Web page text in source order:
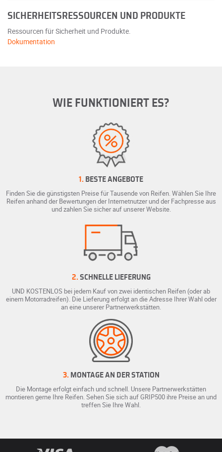
SICHERHEITSRESSOURCEN UND PRODUKTE
Ressourcen für Sicherheit und Produkte.
Dokumentation
WIE FUNKTIONIERT ES?
1. BESTE ANGEBOTE
Finden Sie die günstigsten Preise für Tausende von Reifen. Wählen Sie Ihre
Reifen anhand der Bewertungen der Internetnutzer und der Fachpresse aus
und zahlen Sie sicher auf unserer Website.
2. SCHNELLE LIEFERUNG
UND KOSTENLOS bei jedem Kauf von zwei identischen Reifen (oder ab
einem Motorradreifen). Die Lieferung erfolgt an die Adresse Ihrer Wahl oder
an eine unserer Partnerwerkstätten.
3. MONTAGE AN DER STATION
Die Montage erfolgt einfach und schnell. Unsere Partnerwerkstätten
montieren gerne Ihre Reifen. Sehen Sie sich auf GRIP500 ihre Preise an und
treffen Sie Ihre Wahl.